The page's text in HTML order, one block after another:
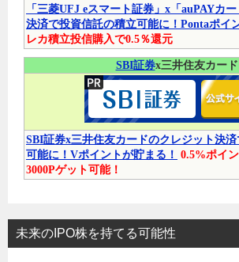
「三菱UFJ eスマート証券」x「auPAYカ
決済で投資信託の積立可能に！Pontaポイ
レカ積立投信購入で0.5％還元
SBI証券x三井住友カード
SBI証券x三井住友カードのクレジット決
可能に！Vポイントが貯まる！ 0.5%ポイ
3000Pゲット可能！
未来のIPO株を持てる可能性